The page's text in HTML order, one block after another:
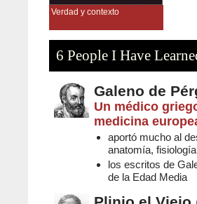
Verdad y contexto
6 People I Have
Galeno de
Un médico
medicina
aportó mucho al
anatomía,
los escritos de
de la Edad Media